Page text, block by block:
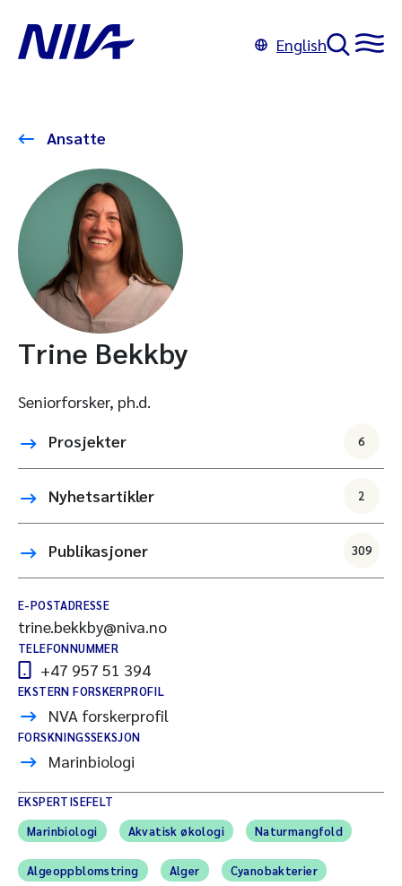
English
Ansatte
Trine Bekkby
Seniorforsker, ph.d.
Prosjekter
6
Nyhetsartikler 2
Publikasjoner 309
E-POSTADRESSE
trine.bekkby@niva.no
TELEFONNUMMER
+47 957 51 394
EKSTERN FORSKERPROFIL
NVA forskerprofil
FORSKNINGSSEKSJON
Marinbiologi
EKSPERTISEFELT
Marinbiologi
Akvatisk økologi Naturmangfold
Algeoppblomstring Alger Cyanobakterier